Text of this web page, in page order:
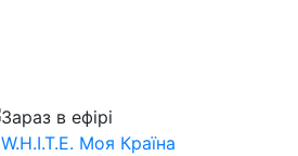
Зараз в ефірі
W.H.I.T.E. Моя Країна